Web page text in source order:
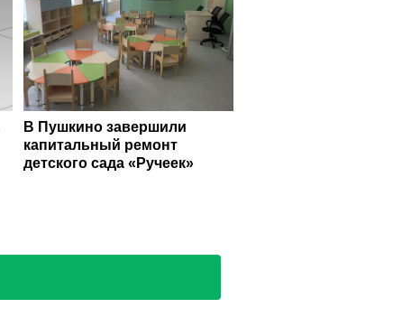
В Пушкино завершили
капитальный ремонт
детского сада «Ручеек»